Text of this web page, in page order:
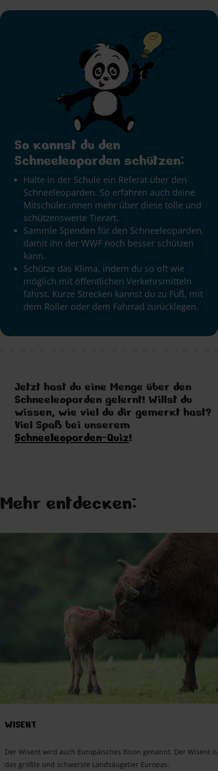
So kannst du den
Schneeleoparden schützen:
Halte in der Schule ein Referat über den
Schneeleoparden. So erfahren auch deine
Mitschüler:innen mehr über diese tolle und
schützenswerte Tierart.
Sammle Spenden für den Schneeleoparden,
damit ihn der WWF noch besser schützen
kann.
Schütze das Klima, indem du so oft wie
möglich mit öffentlichen Verkehrsmitteln
fährst. Kurze Strecken kannst du zu Fuß, mit
dem Roller oder dem Fahrrad zurücklegen.
Jetzt hast du eine Menge über den
Schneeleoparden gelernt! Willst du
wissen, wie viel du dir gemerkt hast?
Viel Spaß bei unserem
Schneeleoparden-Quiz!
Mehr entdecken:
WISENT
Der Wisent wird auch Europäisches Bison genannt. Der Wisent
das größte und schwerste Landsäugetier Europas.